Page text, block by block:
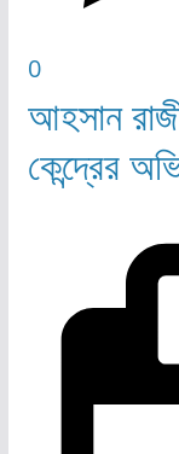
0
আহসান
কেন্দ্রের